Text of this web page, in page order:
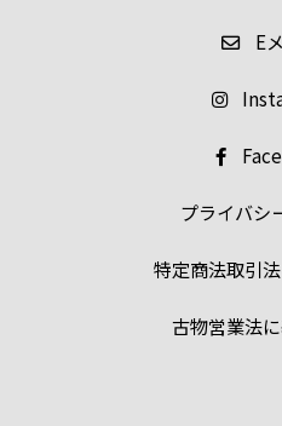
E
プライバシ
特定商法取引
古物営業法